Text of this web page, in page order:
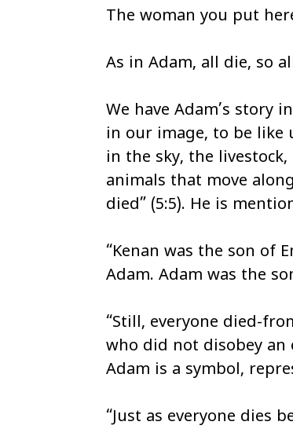
The woman you put
As in Adam, all die, so
We have Adam’s story
in our image, to be like
in the sky, the
animals that move
died” (5:5). He is
“Kenan was the son of
Adam. Adam was the
“Still, everyone died-
who did not disobey an
Adam is a symbol,
“Just as everyone dies